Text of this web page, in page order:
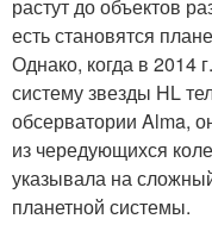
растут до объектов
есть становятся
Однако, когда в 2014
систему звезды HL
обсерватории Alma,
из чередующихся
указывала на
планетной системы.